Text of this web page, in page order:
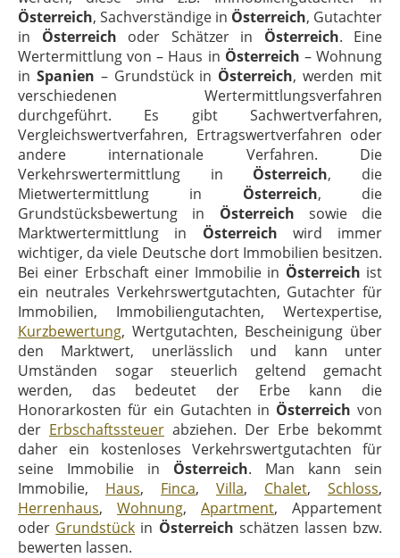
Österreich, Sachverständige in Österreich, Gutachter
in Österreich oder Schätzer in Österreich. Eine
Wertermittlung von – Haus in Österreich – Wohnung
in Spanien – Grundstück in Österreich, werden mit
verschiedenen Wertermittlungsverfahren
durchgeführt. Es gibt Sachwertverfahren,
Vergleichswertverfahren, Ertragswertverfahren oder
andere internationale Verfahren. Die
Verkehrswertermittlung in Österreich, die
Mietwertermittlung in Österreich, die
Grundstücksbewertung in Österreich sowie die
Marktwertermittlung in Österreich wird immer
wichtiger, da viele Deutsche dort Immobilien besitzen.
Bei einer Erbschaft einer Immobilie in Österreich ist
ein neutrales Verkehrswertgutachten, Gutachter für
Immobilien, Immobiliengutachten, Wertexpertise,
Kurzbewertung, Wertgutachten, Bescheinigung über
den Marktwert, unerlässlich und kann unter
Umständen sogar steuerlich geltend gemacht
werden, das bedeutet der Erbe kann die
Honorarkosten für ein Gutachten in Österreich von
der Erbschaftssteuer abziehen. Der Erbe bekommt
daher ein kostenloses Verkehrswertgutachten für
seine Immobilie in Österreich. Man kann sein
Immobilie, Haus, Finca, Villa, Chalet, Schloss,
Herrenhaus, Wohnung, Apartment, Appartement
oder Grundstück in Österreich schätzen lassen bzw.
bewerten lassen.